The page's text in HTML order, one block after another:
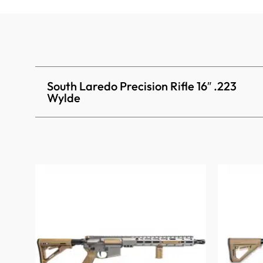
South Laredo Precision Rifle 16″ .223
Wylde